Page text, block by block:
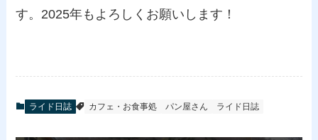
す。2025年もよろしくお願いします！
ライド日誌 カフェ・お食事処 パン屋さん ライド日誌